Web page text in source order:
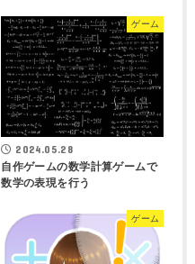
ゲーム
2024.05.28
自作ゲームの数学計算ゲームで
数学の表現を行う
ゲーム